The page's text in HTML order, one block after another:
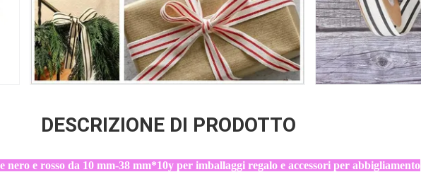
DESCRIZIONE DI PRODOTTO
nero e rosso da 10 mm-38 mm*10y per imballaggi regalo e accessori per abbigliamento